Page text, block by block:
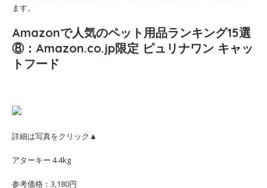
ます。
Amazonで人気のペット用品ランキング15選
⑧：Amazon.co.jp限定 ピュリナワン キャッ
トフード
詳細は写真をクリック▲
アターキー 4.4kg
参考価格：3,180円